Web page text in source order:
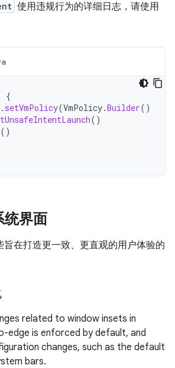
使用违规行为的详细日志，请使用
{
. setVmPolicy(VmPolicy.Builder()
()
()
统界面
旨在打造更一致、更直观的用户体验的
related to window insets in
edge is enforced by default, and
changes, such as the default
bars.